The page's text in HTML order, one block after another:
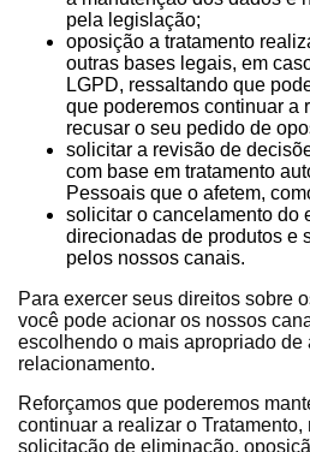
pela legislação;
oposição a tratamento
outras bases legais, em
LGPD, ressaltando que
que poderemos continuar a
recusar o seu pedido de
solicitar a revisão de
com base em tratamento
Pessoais que o afetem,
solicitar o cancelamento do
direcionadas de produtos e
pelos nossos canais.
Para exercer seus direitos sobre
você pode acionar os nossos
escolhendo o mais apropriado de
relacionamento.
Reforçamos que poderemos
continuar a realizar o Tratamento,
solicitação de eliminação,